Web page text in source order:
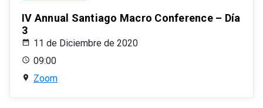
IV Annual Santiago Macro Conference – Día
3
11 de Diciembre de 2020
09:00
Zoom